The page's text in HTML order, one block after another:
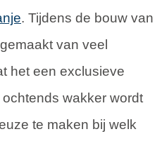
. Tijdens de bouw van
van veel
het een exclusieve
wakker wordt
te maken bij welk